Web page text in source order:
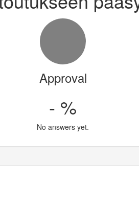
Approval
- %
No answers yet.